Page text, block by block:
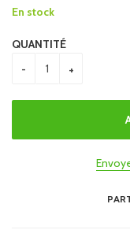
En stock
QUANTITÉ